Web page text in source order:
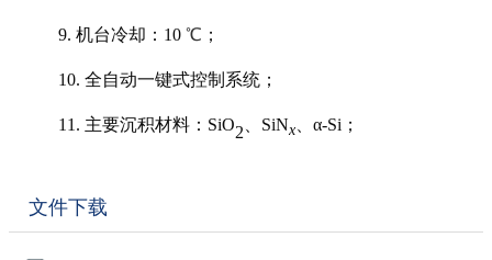
9. 机台冷却：10℃ ；
10. 全自动一键式控制系统；
11. 主要沉积材料： SiO2 、SiNx 、α-Si；
文件下载